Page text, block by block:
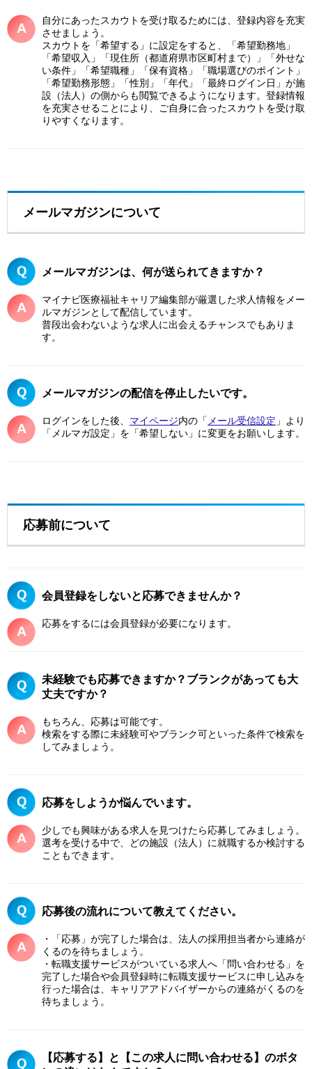
自分にあったスカウトを受け取るためには、登録内容を充実
させましょう。
スカウトを「希望する」に設定をすると、「希望勤務地」
「希望収入」「現住所（都道府県市区町村まで）」「外せな
い条件」「希望職種」「保有資格」「職場選びのポイント」
「希望勤務形態」「性別」「年代」「最終ログイン日」が施
設（法人）の側からも閲覧できるようになります。登録情報
を充実させることにより、ご自身に合ったスカウトを受け取
りやすくなります。
メールマガジンについて
メールマガジンは、何が送られてきますか？
マイナビ医療福祉キャリア編集部が厳選した求人情報をメー
ルマガジンとして配信しています。
普段出会わないような求人に出会えるチャンスでもありま
す。
メールマガジンの配信を停止したいです。
ログインをした後、 マイページ内の「 メール受信設定 」より
「メルマガ設定」を「希望しない」に変更をお願いします。
応募前について
会員登録をしないと応募できませんか？
応募をするには会員登録が必要になります。
未経験でも応募できますか？ブランクがあっても大
丈夫ですか？
もちろん、応募は可能です。
検索をする際に未経験可やブランク可といった条件で検索を
してみましょう。
応募をしようか悩んでいます。
少しでも興味がある求人を見つけたら応募してみましょう。
選考を受ける中で、どの施設（法人）に就職するか検討する
こともできます。
応募後の流れについて教えてください。
・「応募」が完了した場合は、法人の採用担当者から連絡が
くるのを待ちましょう。
・転職支援サービスがついている求人へ「問い合わせる」を
完了した場合や会員登録時に転職支援サービスに申し込みを
行った場合は、キャリアアドバイザーからの連絡がくるのを
待ちましょう。
【応募する】と【この求人に問い合わせる】のボタ